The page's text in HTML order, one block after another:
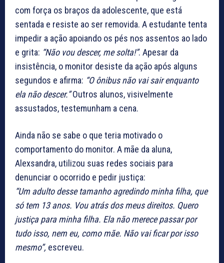
com força os braços da adolescente, que está
sentada e resiste ao ser removida. A estudante tenta
impedir a ação apoiando os pés nos assentos ao lado
e grita: “Não vou descer, me solta!”. Apesar da
insistência, o monitor desiste da ação após alguns
segundos e afirma: “O ônibus não vai sair enquanto
ela não descer.”Outros alunos, visivelmente
assustados, testemunham a cena.
Ainda não se sabe o que teria motivado o
comportamento do monitor. A mãe da aluna,
Alexsandra, utilizou suas redes sociais para
denunciar o ocorrido e pedir justiça:
“Um adulto desse tamanho agredindo minha filha, que
só tem 13 anos. Vou atrás dos meus direitos. Quero
justiça para minha filha. Ela não merece passar por
tudo isso, nem eu, como mãe. Não vai ficar por isso
mesmo”, escreveu.